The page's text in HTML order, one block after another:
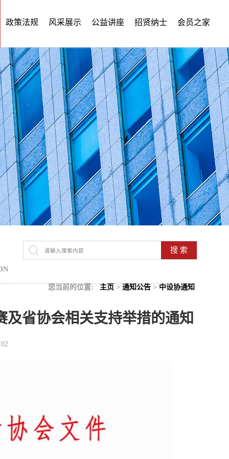
政策法规 风采展示 公益讲座 招贤纳士 会员之家
搜 索
您当前的位置: 主页 >通知公告 > 中设协通知
省协会相关支持举措的通知